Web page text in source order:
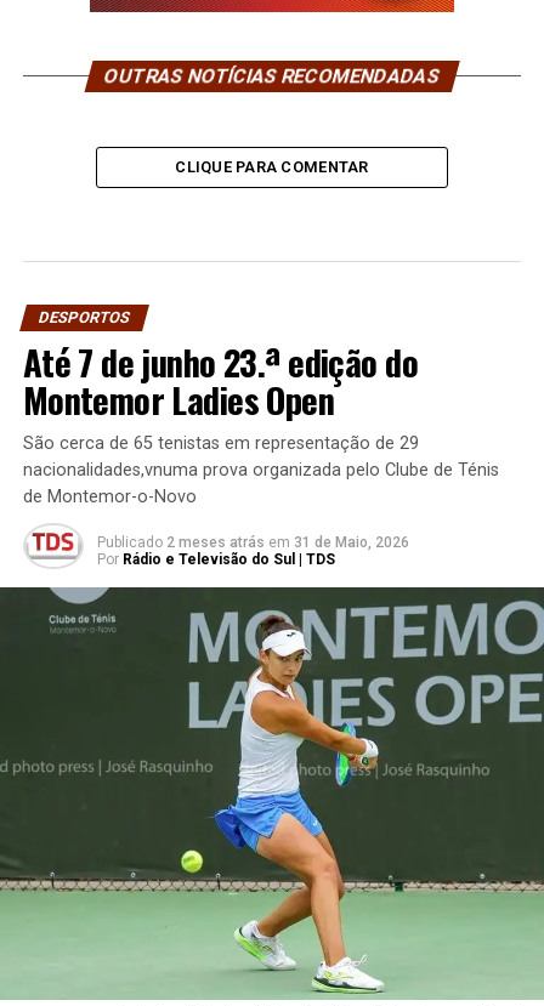
OUTRAS NOTÍCIAS RECOMENDADAS
CLIQUE PARA COMENTAR
DESPORTOS
Até 7 de junho 23.ª edição do
Montemor Ladies Open
São cerca de 65 tenistas em representação de 29
nacionalidades,vnuma prova organizada pelo Clube de Ténis
de Montemor-o-Novo
Publicado 2 meses atrás em 31 de Maio, 2026
Por Rádio e Televisão do Sul | TDS